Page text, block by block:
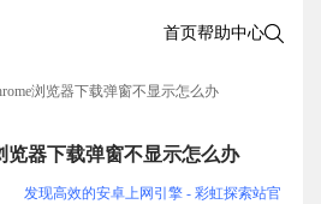
首页帮助中心
浏览器下载弹窗不显示怎么办
览器下载弹窗不显示怎么办
发现高效的安卓上网引擎 - 彩虹探索站官